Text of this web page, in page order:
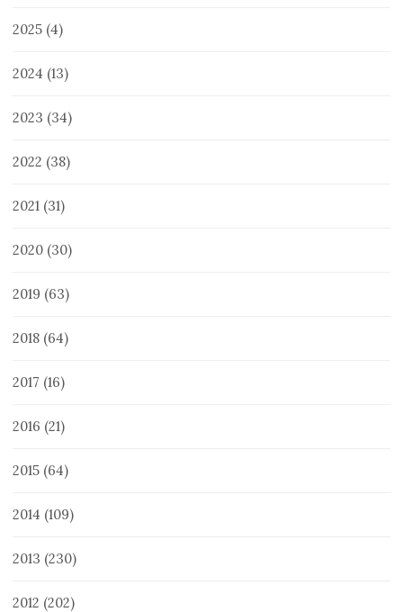
2025 (4)
2024 (13)
2023 (34)
2022 (38)
2021 (31)
2020 (30)
2019 (63)
2018 (64)
2017 (16)
2016 (21)
2015 (64)
2014 (109)
2013 (230)
2012 (202)